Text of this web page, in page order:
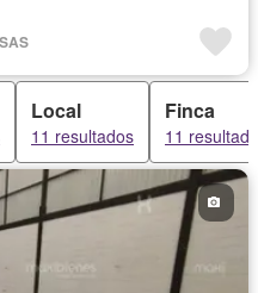
Local
11 resultados
Finca
11